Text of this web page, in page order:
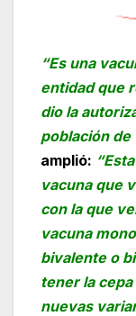
“Es una
entidad que
dio la
población de
amplió:
vacuna que
con la que
vacuna
bivalente o
tener la
nuevas